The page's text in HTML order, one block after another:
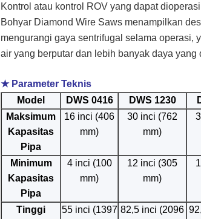
Kontrol atau kontrol ROV yang dapat
Bohyar Diamond Wire Saws menampilkan
mengurangi gaya sentrifugal selama operasi,
air yang berputar dan lebih banyak daya
★ Parameter Teknis
Model
DWS 0416 DWS 1230
Maksimum
Kapasitas
Pipa
16 inci (406
mm)
30 inci (762
mm)
Minimum
Kapasitas
Pipa
4 inci (100
mm)
12 inci (305
mm)
Tinggi
55 inci (1397 82,5 inci (2096